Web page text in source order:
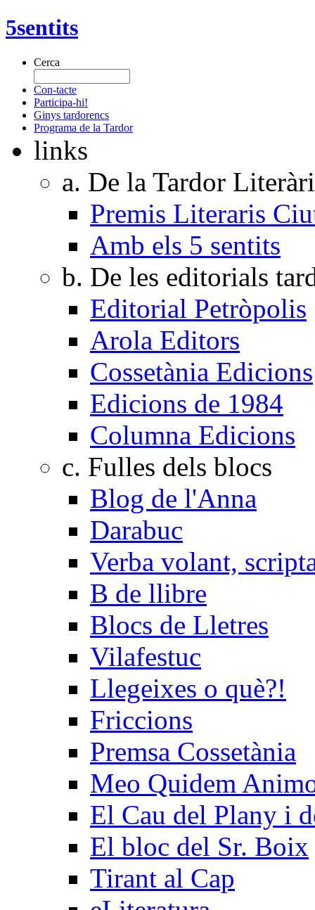
5sentits
Cerca
Con-tacte
Participa-hi!
Ginys tardorencs
Programa de la Tardor
links
a. De la Tardor
Premis Literaris
Amb els 5 sentits
b. De les editorials
Editorial Petròpolis
Arola Editors
Cossetània Edicions
Edicions de 1984
Columna Edicions
c. Fulles dels blocs
Blog de l'Anna
Darabuc
Verba volant,
B de llibre
Blocs de Lletres
Vilafestuc
Llegeixes o què?!
Friccions
Premsa Cossetània
Meo Quidem
El Cau del Plany i
El bloc del Sr. Boix
Tirant al Cap